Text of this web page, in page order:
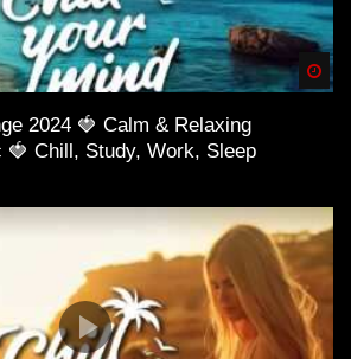
2024 🍓 Calm & Relaxing
🍓 Chill, Study, Work, Sleep